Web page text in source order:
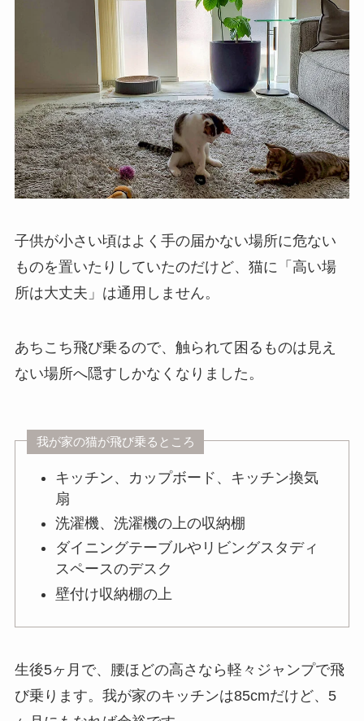
子供が小さい頃はよく手の届かない場所に危ない
ものを置いたりしていたのだけど、猫に「高い場
所は大丈夫」は通用しません。
あちこち飛び乗るので、触られて困るものは見え
ない場所へ隠すしかなくなりました。
我が家の猫が飛び乗るところ
キッチン、カップボード、キッチン換気
扇
洗濯機、洗濯機の上の収納棚
ダイニングテーブルやリビングスタディ
スペースのデスク
壁付け収納棚の上
生後5ヶ月で、腰ほどの高さなら軽々ジャンプで飛
び乗ります。我が家のキッチンは85cmだけど、5